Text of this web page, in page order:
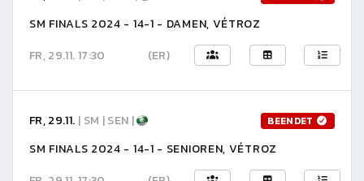
SM FINALS 2024 - 14-1 - DAMEN, VÉTROZ
FR, 29.11. 17:30
(ER)
FR, 29.11. | SM | SEN | BEENDET
SM FINALS 2024 - 14-1 - SENIOREN, VÉTROZ